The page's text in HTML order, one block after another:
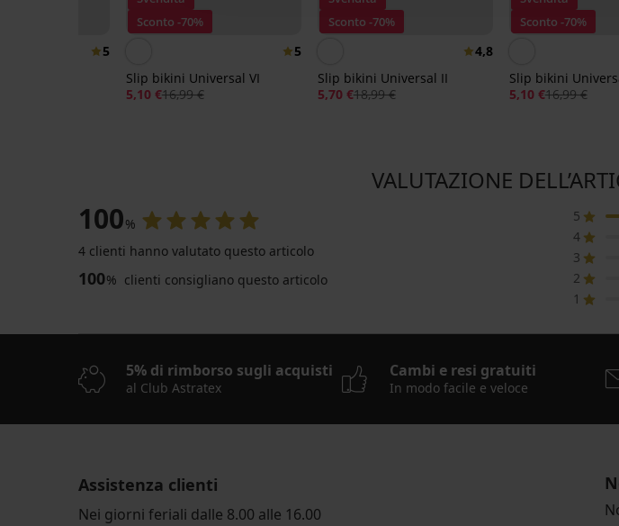
5
Sconto -70%
5
Slip bikini Universal VI
5,10 €16,99 €
Sconto -70%
4,8
Slip bikini Universal II
5,70 €18,99 €
Sconto -70%
Slip bikini
5,10 €16,99 €
bikini
Carmen
Big
VALUTAZIONE
100%
4 clienti hanno valutato questo articolo
100% clienti consigliano questo articolo
5
4
3
2
1
5% di rimborso sugli acquisti
al Club Astratex
Cambi e resi gratuiti
In modo facile e veloce
Assistenza clienti
Nei giorni feriali dalle 8.00 alle 16.00